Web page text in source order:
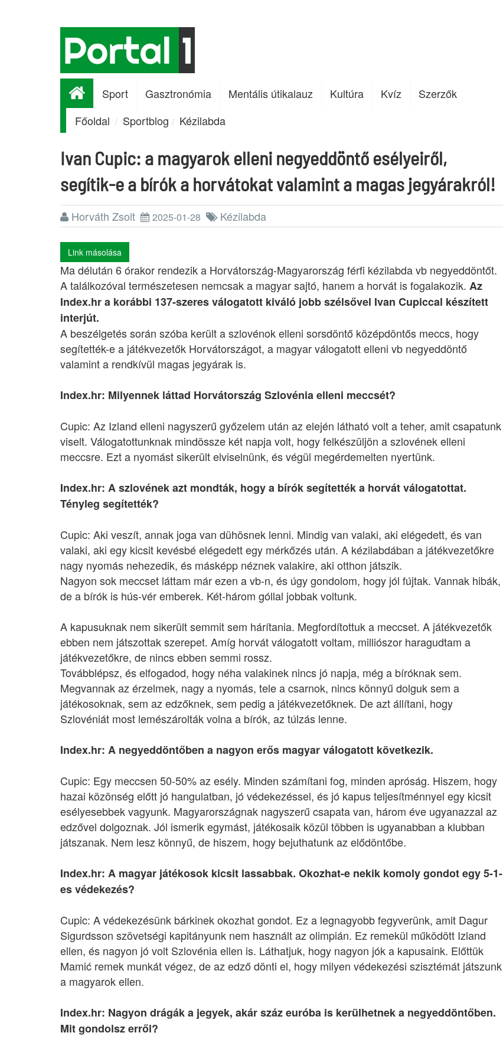
Sport Gasztronómia Mentális útikalauz Kultúra Kvíz
Szerzők
Főoldal
Sportblog Kézilabda
Ivan Cupic: a magyarok elleni negyeddöntő esélyeiről,
segítik-e a bírók a horvátokat valamint a magas jegyárakról!
Horváth Zsolt 2025-01-28 Kézilabda
Link másolása
Ma délután 6 órakor rendezik a Horvátország-Magyarország férfi kézilabda vb negyeddöntőt.
A találkozóval természetesen nemcsak a magyar sajtó, hanem a horvát is fogalakozik. Az
Index.hr a korábbi 137-szeres válogatott kiváló jobb szélsővel Ivan Cupiccal készített
interjút.
A beszélgetés során szóba került a szlovénok elleni sorsdöntő középdöntős meccs, hogy
segítették-e a játékvezetők Horvátországot, a magyar válogatott elleni vb negyeddöntő
valamint a rendkívül magas jegyárak is.
Index.hr: Milyennek láttad Horvátország Szlovénia elleni meccsét?
Cupic: Az Izland elleni nagyszerű győzelem után az elején látható volt a teher, amit csapatunk
viselt. Válogatottunknak mindössze két napja volt, hogy felkészüljön a szlovének elleni
meccsre. Ezt a nyomást sikerült elviselnünk, és végül megérdemelten nyertünk.
Index.hr: A szlovének azt mondták, hogy a bírók segítették a horvát válogatottat.
Tényleg segítették?
Cupic: Aki veszít, annak joga van dühösnek lenni. Mindig van valaki, aki elégedett, és van
valaki, aki egy kicsit kevésbé elégedett egy mérkőzés után. A kézilabdában a játékvezetőkre
nagy nyomás nehezedik, és másképp néznek valakire, aki otthon játszik.
Nagyon sok meccset láttam már ezen a vb-n, és úgy gondolom, hogy jól fújtak. Vannak hibák,
de a bírók is hús-vér emberek. Két-három góllal jobbak voltunk.
A kapusuknak nem sikerült semmit sem hárítania. Megfordítottuk a meccset. A játékvezetők
ebben nem játszottak szerepet. Amíg horvát válogatott voltam, milliószor haragudtam a
játékvezetőkre, de nincs ebben semmi rossz.
Továbblépsz, és elfogadod, hogy néha valakinek nincs jó napja, még a bíróknak sem.
Megvannak az érzelmek, nagy a nyomás, tele a csarnok, nincs könnyű dolguk sem a
játékosoknak, sem az edzőknek, sem pedig a játékvezetőknek. De azt állítani, hogy
Szlovéniát most lemészárolták volna a bírók, az túlzás lenne.
Index.hr: A negyeddöntőben a nagyon erős magyar válogatott következik.
Cupic: Egy meccsen 50-50% az esély. Minden számítani fog, minden apróság. Hiszem, hogy
hazai közönség előtt jó hangulatban, jó védekezéssel, és jó kapus teljesítménnyel egy kicsit
esélyesebbek vagyunk. Magyarországnak nagyszerű csapata van, három éve ugyanazzal az
edzővel dolgoznak. Jól ismerik egymást, játékosaik közül többen is ugyanabban a klubban
játszanak. Nem lesz könnyű, de hiszem, hogy bejuthatunk az elődöntőbe.
Index.hr: A magyar játékosok kicsit lassabbak. Okozhat-e nekik komoly gondot egy 5-1-
es védekezés?
Cupic: A védekezésünk bárkinek okozhat gondot. Ez a legnagyobb fegyverünk, amit Dagur
Sigurdsson szövetségi kapitányunk nem használt az olimpián. Ez remekül működött Izland
ellen, és nagyon jó volt Szlovénia ellen is. Láthatjuk, hogy nagyon jók a kapusaink. Előttük
Mamić remek munkát végez, de az edző dönti el, hogy milyen védekezési szisztémát játszunk
a magyarok ellen.
Index.hr: Nagyon drágák a jegyek, akár száz euróba is kerülhetnek a negyeddöntőben.
Mit gondolsz erről?